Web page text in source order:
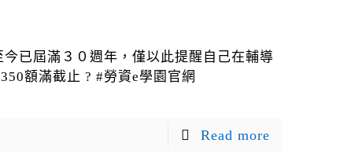
已屆滿３０週年，僅以此提醒自己在輔導
額滿截止 ? #勞資e學園官網
Read more